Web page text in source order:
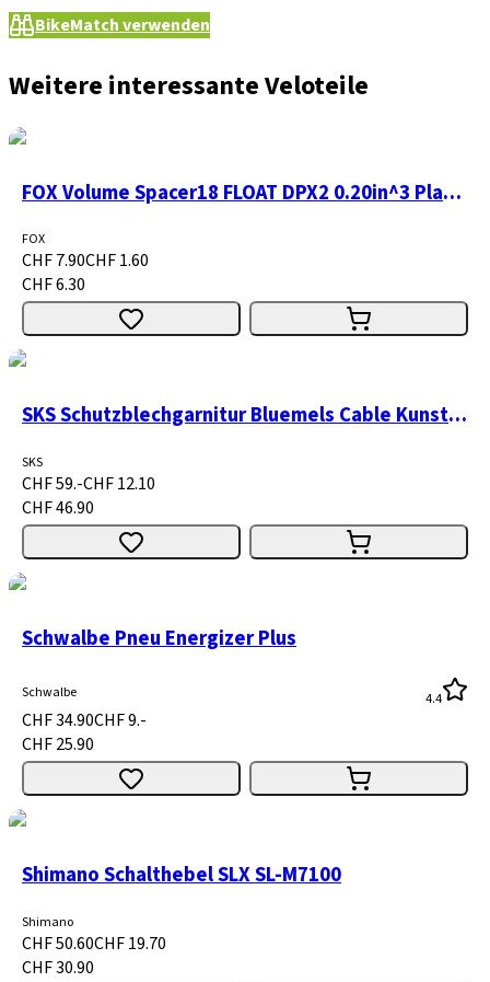
BikeMatch verwenden
Weitere interessante Veloteile
FOX Volume Spacer18 FLOAT DPX2 0.20in^3 Plastic purple
FOX
CHF 7.90CHF 1.60
CHF 6.30
SKS Schutzblechgarnitur Bluemels Cable Kunststoff 28"
SKS
CHF 59.-CHF 12.10
CHF 46.90
Schwalbe Pneu Energizer Plus
Schwalbe 4.4
CHF 34.90CHF 9.-
CHF 25.90
Shimano Schalthebel SLX SL-M7100
Shimano
CHF 50.60CHF 19.70
CHF 30.90